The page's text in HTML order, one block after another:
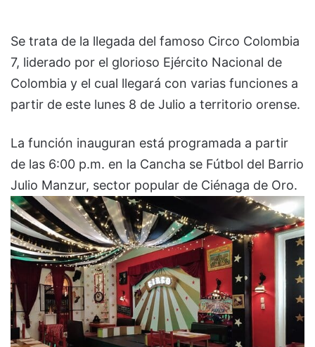
Se trata de la llegada del famoso Circo Colombia
7, liderado por el glorioso Ejército Nacional de
Colombia y el cual llegará con varias funciones a
partir de este lunes 8 de Julio a territorio orense.
La función inauguran está programada a partir
de las 6:00 p.m. en la Cancha se Fútbol del Barrio
Julio Manzur, sector popular de Ciénaga de Oro.